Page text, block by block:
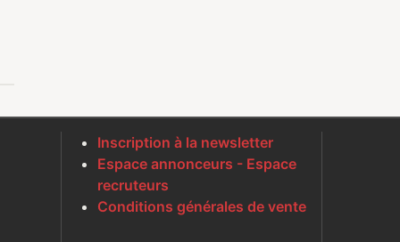
Inscription à la newsletter
Espace annonceurs - Espace
recruteurs
Conditions générales de vente